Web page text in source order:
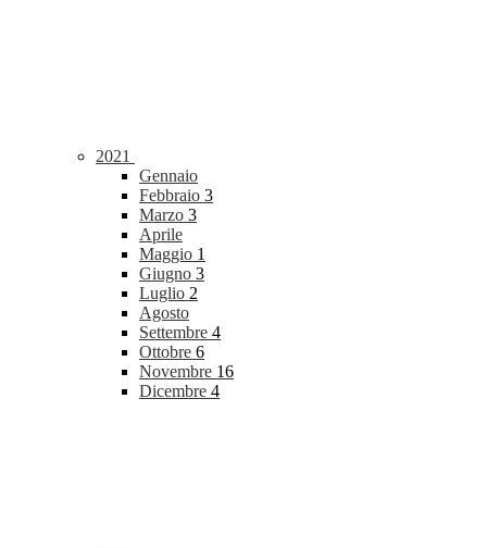
2021
Gennaio
Febbraio 3
Marzo 3
Aprile
Maggio 1
Giugno 3
Luglio 2
Agosto
Settembre 4
Ottobre 6
Novembre 16
Dicembre 4